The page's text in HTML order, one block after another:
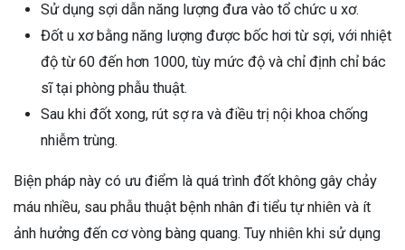
Sử dụng sợi dẫn năng lượng đưa vào tổ chức u xơ.
Đốt u xơ bằng năng lượng được bốc hơi từ sợi, với nhiệt
độ từ 60 đến hơn 1000, tùy mức độ và chỉ định chỉ bác
sĩ tại phòng phẫu thuật.
Sau khi đốt xong, rút sợ ra và điều trị nội khoa chống
nhiễm trùng.
Biện pháp này có ưu điểm là quá trình đốt không gây chảy
máu nhiều, sau phẫu thuật bệnh nhân đi tiểu tự nhiên và ít
ảnh hưởng đến cơ vòng bàng quang. Tuy nhiên khi sử dụng